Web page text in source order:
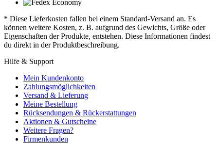
* Diese Lieferkosten fallen bei einem Standard-Versand an. Es
können weitere Kosten, z. B. aufgrund des Gewichts, Größe oder
Eigenschaften der Produkte, entstehen. Diese Informationen findest
du direkt in der Produktbeschreibung.
Hilfe & Support
Mein Kundenkonto
Zahlungsmöglichkeiten
Versand & Lieferung
Meine Bestellung
Rücksendungen & Rückerstattungen
Aktionen & Gutscheine
Weitere Fragen?
Firmenkunden